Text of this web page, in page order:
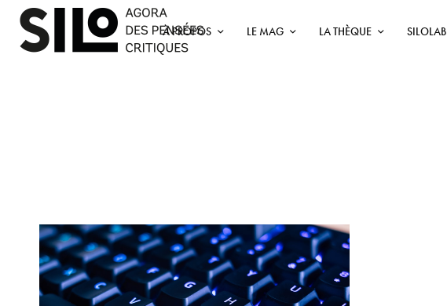
À PROPOS LE MAG LA THÈQUE SILOLAB